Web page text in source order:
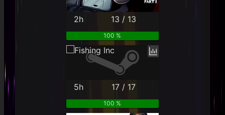
2h 13 / 13
100 %
5h 17 / 17
100 %